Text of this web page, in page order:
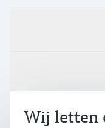
Support
Wij letten